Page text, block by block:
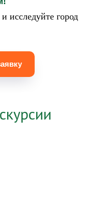
исследуйте город